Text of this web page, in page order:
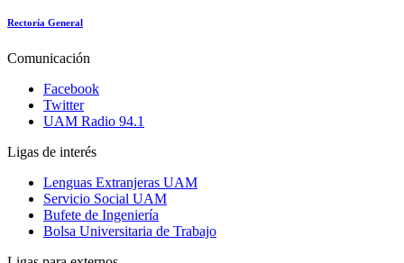
Rectoría General
Comunicación
Facebook
Twitter
UAM Radio 94.1
Ligas de interés
Lenguas Extranjeras UAM
Servicio Social UAM
Bufete de Ingeniería
Bolsa Universitaria de Trabajo